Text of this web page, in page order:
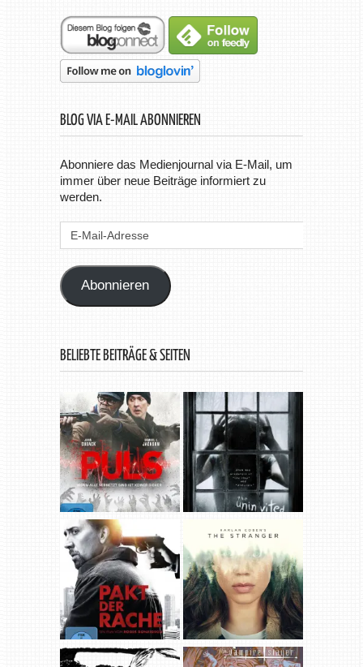
BLOG VIA E-MAIL ABONNIEREN
Abonniere das Medienjournal via E-Mail, um
immer über neue Beiträge informiert zu
werden.
Abonnieren
BELIEBTE BEITRÄGE & SEITEN